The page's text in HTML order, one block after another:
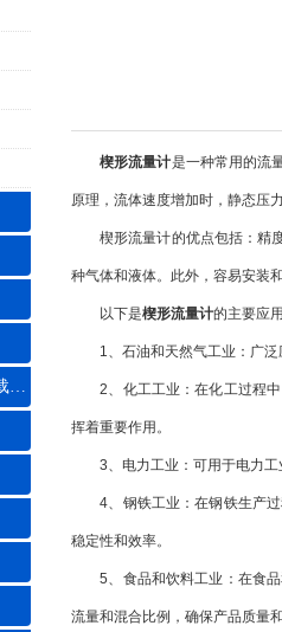
黄瓜视频APP免费观看下载安装
楔形流量计是一种常用的流
原理，流体速度增加时，静态压
楔形流量计的优点包括：精度
种气体和液体。此外，容易安装
以下是楔形流量计的主要应
1、石油和天然气工业：广泛
2、化工工业：在化工过程中
挥着重要作用。
3、电力工业：可用于电力工
4、钢铁工业：在钢铁生产过
稳定性和效率。
5、食品和饮料工业：在食品
流量和混合比例，确保产品质量